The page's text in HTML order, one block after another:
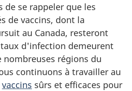
se rappeler que les
de vaccins, dont la
au Canada, resteront
d'infection demeurent
nombreuses régions du
continuons à travailler au
vaccins sûrs et efficaces pour